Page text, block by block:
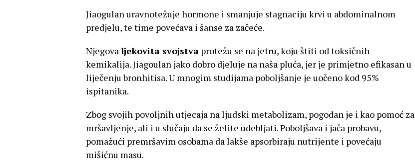
Jiaogulan uravnotežuje hormone i smanjuje stagnaciju krvi u abdominalnom
predjelu, te time povećava i šanse za začeće.
Njegovaljekovita svojstva protežu se na jetru, koju štiti od toksičnih
kemikalija. Jiagoulan jako dobro djeluje na naša pluća, jer je primjetno efikasan u
liječenju bronhitisa. U mnogim studijama poboljšanje je uočeno kod 95%
ispitanika.
Zbog svojih povoljnih utjecaja na ljudski metabolizam, pogodan je i kao pomoć za
mršavljenje, ali i u slučaju da se želite udebljati. Poboljšava i jača probavu,
pomažući premršavim osobama da lakše apsorbiraju nutrijente i povećaju
mišićnu masu.